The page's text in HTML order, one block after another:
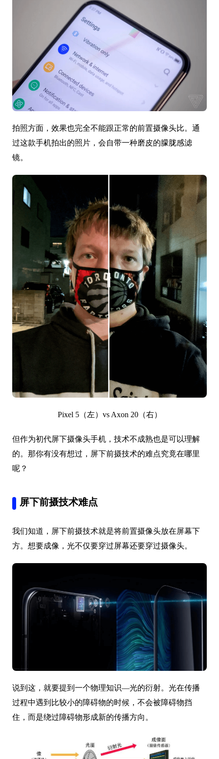
拍照方面，效果也完全不能跟正常的前置摄像头比。通
过这款手机拍出的照片，会自带一种磨皮的朦胧感滤
镜。
Pixel 5（左）vs Axon 20（右）
但作为初代屏下摄像头手机，技术不成熟也是可以理解
的。那你有没有想过，屏下前摄技术的难点究竟在哪里
呢？
屏下前摄技术难点
我们知道，屏下前摄技术就是将前置摄像头放在屏幕下
方。想要成像，光不仅要穿过屏幕还要穿过摄像头。
说到这，就要提到一个物理知识—光的衍射。光在传播
过程中遇到比较小的障碍物的时候，不会被障碍物挡
住，而是绕过障碍物形成新的传播方向。